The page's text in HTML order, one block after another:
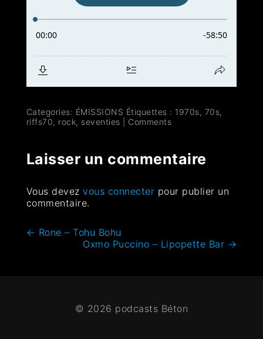
Categories: ÉMISSIONS Étiquettes : 1970s, 70s,
riffs70, rock, seventies Comments
Laisser un commentaire
Vous devezvous connecter pour publier un
commentaire.
← Rone – Tohu Bohu
Oxmo Puccino – Lipopette Bar →
© 2026 podcasts Béton